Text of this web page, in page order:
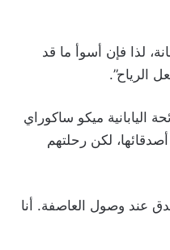
لذا فإن أسوأ ما قد
الرياح”.
اليابانية ميكو ساكوراي
أصدقائها، لكن رحلتهم
عند وصول العاصفة. أنا